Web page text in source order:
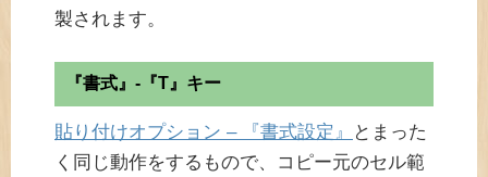
製されます。
『書式』-『T』キー
貼り付けオプション – 『書式設定』
とまった
く同じ動作をするもので、コピー元のセル範